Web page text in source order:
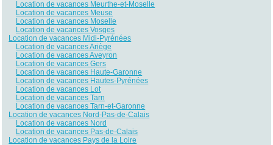
Location de vacances Meurthe-et-Moselle
Location de vacances Meuse
Location de vacances Moselle
Location de vacances Vosges
Location de vacances Midi-Pyrénées
Location de vacances Ariège
Location de vacances Aveyron
Location de vacances Gers
Location de vacances Haute-Garonne
Location de vacances Hautes-Pyrénées
Location de vacances Lot
Location de vacances Tarn
Location de vacances Tarn-et-Garonne
Location de vacances Nord-Pas-de-Calais
Location de vacances Nord
Location de vacances Pas-de-Calais
Location de vacances Pays de la Loire